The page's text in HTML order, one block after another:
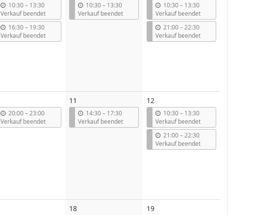
10:30–b
i
s
13:30
Verkauf beendet
16:30–b
i
s
19:30
Verkauf beendet
10:30–b
i
s
13:30
Verkauf beendet
10:30–b
i
s
13:30
Verkauf beendet
21:00–b
i
s
22:30
Verkauf beendet
20:00–b
i
s
23:00
Verkauf beendet
11
14:30–b
i
s
17:30
Verkauf beendet
12
10:30–b
i
s
13:30
Verkauf beendet
21:00–b
i
s
22:30
Verkauf beendet
18 19